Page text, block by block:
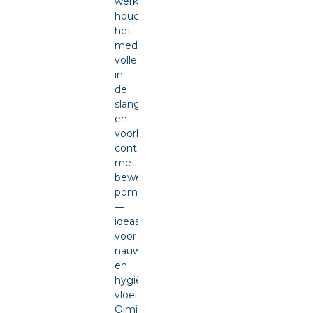
houdt
het
medium
volledig
in
de
slang
en
voorkomt
contact
met
bewegende
pompdelen
—
ideaal
voor
nauwkeurige
en
hygiënische
vloeistofdosering.
Olmia